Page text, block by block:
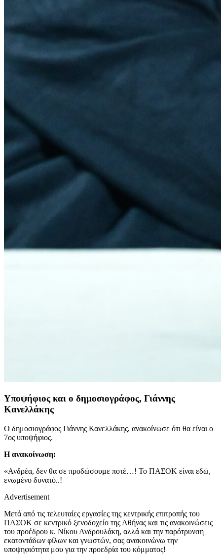
Υποψήφιος και ο δημοσιογράφος, Γιάννης
Κανελλάκης
Ο δημοσιογράφος Γιάννης Κανελλάκης, ανακοίνωσε ότι θα είναι ο
7ος υποψήφιος.
Η ανακοίνωση:
«Ανδρέα, δεν θα σε προδώσουμε ποτέ…! Το ΠΑΣΟΚ είναι εδώ,
ενωμένο δυνατό..!
Advertisement
Μετά από τις τελευταίες εργασίες της κεντρικής επιτροπής του
ΠΑΣΟΚ σε κεντρικό ξενοδοχείο της Αθήνας και τις ανακοινώσεις
του προέδρου κ. Νίκου Ανδρουλάκη, αλλά και την παρότρυνση
εκατοντάδων φίλων και γνωστών, σας ανακοινώνω την
υποψηφιότητα μου για την προεδρία του κόμματος!